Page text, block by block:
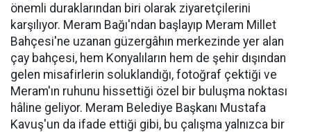
önemli duraklarından biri olarak ziyaretçilerini
karşılıyor. Meram Bağı'ndan başlayıp Meram Millet
Bahçesi'ne uzanan güzergâhın merkezinde yer alan
çay bahçesi, hem Konyalıların hem de şehir dışından
gelen misafirlerin soluklandığı, fotoğraf çektiği ve
Meram'ın ruhunu hissettiği özel bir buluşma noktası
hâline geliyor. Meram Belediye Başkanı Mustafa
Kavuş'un da ifade ettiği gibi, bu çalışma yalnızca bir